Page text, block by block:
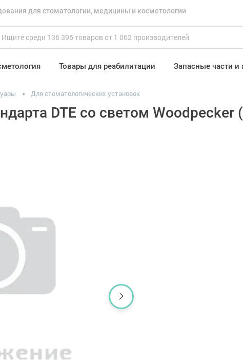
для стоматологии, медицины и косметологии
Товары для реабилитации Запасные части и
Для стоматологических установок
DTE со светом Woodpecker